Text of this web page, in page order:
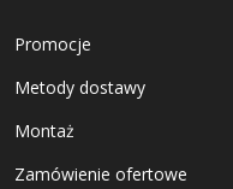
Promocje
Metody dostawy
Montaż
Zamówienie ofertowe